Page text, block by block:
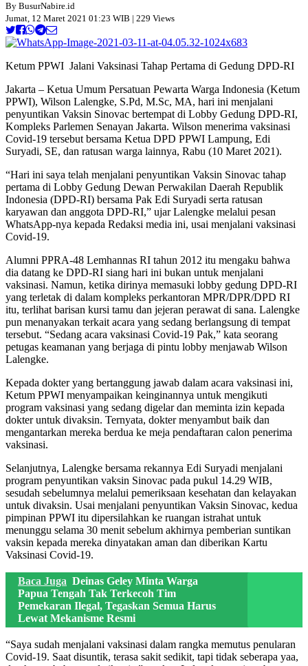
By BusurNabire.id
Jumat, 12 Maret 2021 01:23 WIB | 229 Views
Ketum PPWI Jalani Vaksinasi Tahap Pertama di Gedung DPD-RI
Jakarta – Ketua Umum Persatuan Pewarta Warga Indonesia (Ketum
PPWI), Wilson Lalengke, S.Pd, M.Sc, MA, hari ini menjalani
penyuntikan Vaksin Sinovac bertempat di Lobby Gedung DPD-RI,
Kompleks Parlemen Senayan Jakarta. Wilson menerima vaksinasi
Covid-19 tersebut bersama Ketua DPD PPWI Lampung, Edi
Suryadi, SE, dan ratusan warga lainnya, Rabu (10 Maret 2021).
“Hari ini saya telah menjalani penyuntikan Vaksin Sinovac tahap
pertama di Lobby Gedung Dewan Perwakilan Daerah Republik
Indonesia (DPD-RI) bersama Pak Edi Suryadi serta ratusan
karyawan dan anggota DPD-RI,” ujar Lalengke melalui pesan
WhatsApp-nya kepada Redaksi media ini, usai menjalani vaksinasi
Covid-19.
Alumni PPRA-48 Lemhannas RI tahun 2012 itu mengaku bahwa
dia datang ke DPD-RI siang hari ini bukan untuk menjalani
vaksinasi. Namun, ketika dirinya memasuki lobby gedung DPD-RI
yang terletak di dalam kompleks perkantoran MPR/DPR/DPD RI
itu, terlihat barisan kursi tamu dan jejeran perawat di sana. Lalengke
pun menanyakan terkait acara yang sedang berlangsung di tempat
tersebut. “Sedang acara vaksinasi Covid-19 Pak,” kata seorang
petugas keamanan yang berjaga di pintu lobby menjawab Wilson
Lalengke.
Kepada dokter yang bertanggung jawab dalam acara vaksinasi ini,
Ketum PPWI menyampaikan keinginannya untuk mengikuti
program vaksinasi yang sedang digelar dan meminta izin kepada
dokter untuk divaksin. Ternyata, dokter menyambut baik dan
mengantarkan mereka berdua ke meja pendaftaran calon penerima
vaksinasi.
Selanjutnya, Lalengke bersama rekannya Edi Suryadi menjalani
program penyuntikan vaksin Sinovac pada pukul 14.29 WIB,
sesudah sebelumnya melalui pemeriksaan kesehatan dan kelayakan
untuk divaksin. Usai menjalani penyuntikan Vaksin Sinovac, kedua
pimpinan PPWI itu dipersilahkan ke ruangan istrahat untuk
menunggu selama 30 menit sebelum akhirnya pemberian suntikan
vaksin kepada mereka dinyatakan aman dan diberikan Kartu
Vaksinasi Covid-19.
Baca Juga Deinas Geley Minta Warga
Papua Tengah Tak Terkecoh Tim
Pemekaran Ilegal, Tegaskan Semua Harus
Lewat Mekanisme Resmi
“Saya sudah menjalani vaksinasi dalam rangka memutus penularan
Covid-19. Saat disuntik, terasa sakit sedikit, tapi tidak seberapa yaa,